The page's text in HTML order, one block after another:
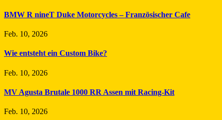
BMW R nineT Duke Motorcycles – Französischer Cafe
Feb. 10, 2026
Wie entsteht ein Custom Bike?
Feb. 10, 2026
MV Agusta Brutale 1000 RR Assen mit Racing-Kit
Feb. 10, 2026